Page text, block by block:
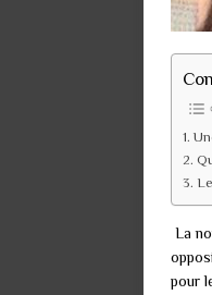
La
pour